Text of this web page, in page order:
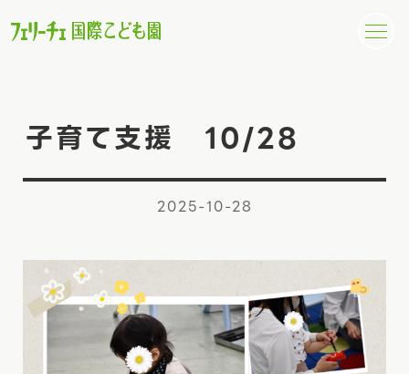
子育て支援 10/28
2025-10-28